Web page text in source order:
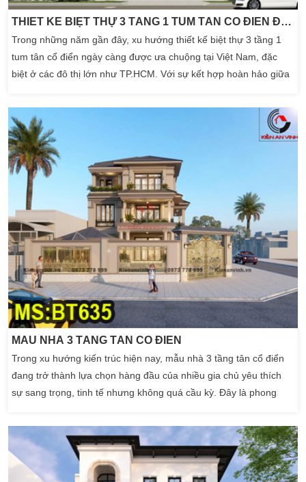
THIẾT KẾ BIỆT THỰ 3 TẦNG 1 TUM TÂN CỔ ĐIỂN ĐẸP
Trong những năm gần đây, xu hướng thiết kế biệt thự 3 tầng 1
tum tân cổ điển ngày càng được ưa chuộng tại Việt Nam, đặc
biệt ở các đô thị lớn như TP.HCM. Với sự kết hợp hoàn hảo giữa
biệt thự này không chỉ thể hiện đẳng cấp gia chủ mà còn tối ưu
công năng sử dụng. […]
MẪU NHÀ 3 TẦNG TÂN CỔ ĐIỂN
Trong xu hướng kiến trúc hiện nay, mẫu nhà 3 tầng tân cổ điển
đang trở thành lựa chọn hàng đầu của nhiều gia chủ yêu thích
sự sang trọng, tinh tế nhưng không quá cầu kỳ. Đây là phong
đại, mang lại không gian sống đẳng cấp và tiện nghi. Nếu bạn
đang tìm kiếm một thiết kế nhà […]